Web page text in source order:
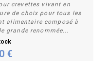
crevettes vivant en
de choix pour tous les
alimentaire composé à
grande renommée...
€